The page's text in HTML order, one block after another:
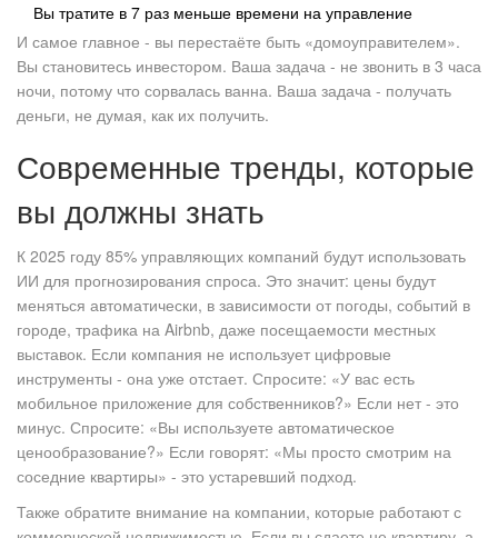
Вы тратите в 7 раз меньше времени на управление
И самое главное - вы перестаёте быть «домоуправителем».
Вы становитесь инвестором. Ваша задача - не звонить в 3 часа
ночи, потому что сорвалась ванна. Ваша задача - получать
деньги, не думая, как их получить.
Современные тренды, которые
вы должны знать
К 2025 году 85% управляющих компаний будут использовать
ИИ для прогнозирования спроса. Это значит: цены будут
меняться автоматически, в зависимости от погоды, событий в
городе, трафика на Airbnb, даже посещаемости местных
выставок. Если компания не использует цифровые
инструменты - она уже отстает. Спросите: «У вас есть
мобильное приложение для собственников?» Если нет - это
минус. Спросите: «Вы используете автоматическое
ценообразование?» Если говорят: «Мы просто смотрим на
соседние квартиры» - это устаревший подход.
Также обратите внимание на компании, которые работают с